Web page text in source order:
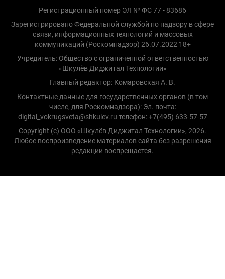
Регистрационный номер ЭЛ № ФС 77 - 83686
Зарегистрировано Федеральной службой по надзору в сфере
связи, информационных технологий и массовых
коммуникаций (Роскомнадзор) 26.07.2022 18+
Учредитель: Общество с ограниченной ответственностью
«Шкулёв Диджитал Технологии»
Главный редактор: Комаровская А. В.
Контактные данные для государственных органов (в том
числе, для Роскомнадзора): Эл. почта:
digital_vokrugsveta@shkulev.ru телефон: +7(495) 633-57-57
Copyright (с) ООО «Шкулёв Диджитал Технологии», 2026.
Любое воспроизведение материалов сайта без разрешения
редакции воспрещается.